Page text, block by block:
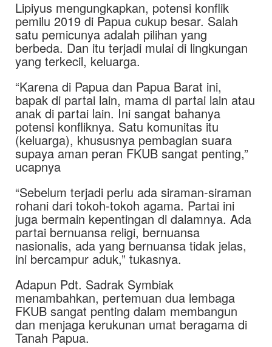
Lipiyus mengungkapkan, potensi konflik
pemilu 2019 di Papua cukup besar. Salah
satu pemicunya adalah pilihan yang
berbeda. Dan itu terjadi mulai di lingkungan
yang terkecil, keluarga.
“Karena di Papua dan Papua Barat ini,
bapak di partai lain, mama di partai lain atau
anak di partai lain. Ini sangat bahanya
potensi konfliknya. Satu komunitas itu
(keluarga), khususnya pembagian suara
supaya aman peran FKUB sangat penting,”
ucapnya
“Sebelum terjadi perlu ada siraman-siraman
rohani dari tokoh-tokoh agama. Partai ini
juga bermain kepentingan di dalamnya. Ada
partai bernuansa religi, bernuansa
nasionalis, ada yang bernuansa tidak jelas,
ini bercampur aduk,” tukasnya.
Adapun Pdt. Sadrak Symbiak
menambahkan, pertemuan dua lembaga
FKUB sangat penting dalam membangun
dan menjaga kerukunan umat beragama di
Tanah Papua.